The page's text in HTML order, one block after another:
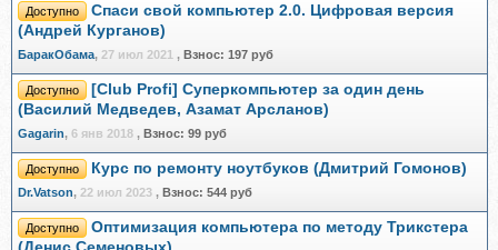
Доступно
Спаси свой компьютер 2.0. Цифровая версия
(Андрей Курганов)
БаракОбама, 27 июл 2021 , Взнос: 197 руб
Доступно
[Club Profi] Суперкомпьютер за один день
(Василий Медведев, Азамат Арсланов)
Gagarin, 6 янв 2018 , Взнос: 99 руб
Доступно Курс по ремонту ноутбуков (Дмитрий Гомонов)
Dr.Vatson, 22 июл 2023 , Взнос: 544 руб
Доступно
Оптимизация компьютера по методу Трикстера